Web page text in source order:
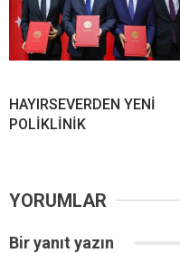
HAYIRSEVERDEN YENİ
POLİKLİNİK
YORUMLAR
Bir yanıt yazın